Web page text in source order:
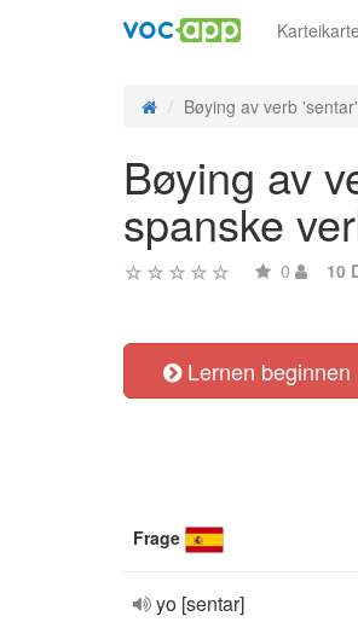
Bøying av verb
Bøying av
spanske
0 10
Lernen beginnen
Frage
yo [sentar]